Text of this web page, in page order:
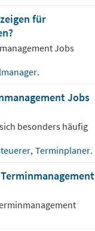
für
Jobs
.
Jobs
besonders häufig
, Terminplaner.